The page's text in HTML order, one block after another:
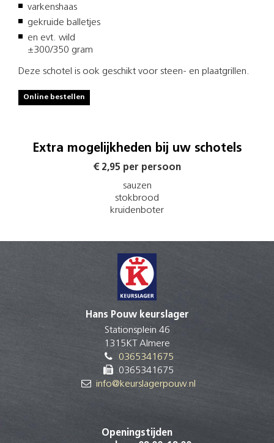
varkenshaas
gekruide balletjes
en evt. wild
±300/350 gram
Deze schotel is ook geschikt voor steen- en plaatgrillen.
Online bestellen
Extra mogelijkheden bij uw schotels
€ 2,95 per persoon
sauzen
stokbrood
kruidenboter
Hans Pouw keurslager
Stationsplein 46
1315KT Almere
0365341675
0365341675
info@keurslagerpouw.nl
Openingstijden